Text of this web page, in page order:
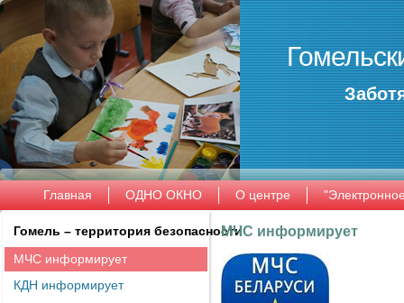
Главная ОДНО ОКНО О центре
Гомель – территория безопасности
МЧС информирует
КДН информирует
МЧС информирует